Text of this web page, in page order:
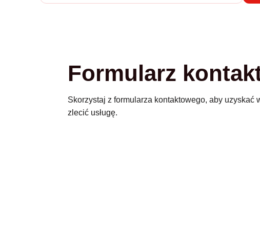
Formularz
Skorzystaj z formularza kontaktowego, aby uzyskać
zlecić usługę.